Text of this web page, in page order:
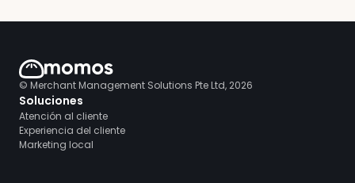
© Merchant Management Solutions Pte Ltd, 2026
Soluciones
Atención al cliente
Experiencia del cliente
Marketing local